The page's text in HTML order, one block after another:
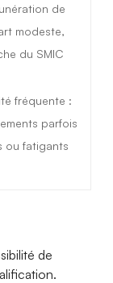
de
modeste,
du SMIC
fréquente :
parfois
ou fatigants
de